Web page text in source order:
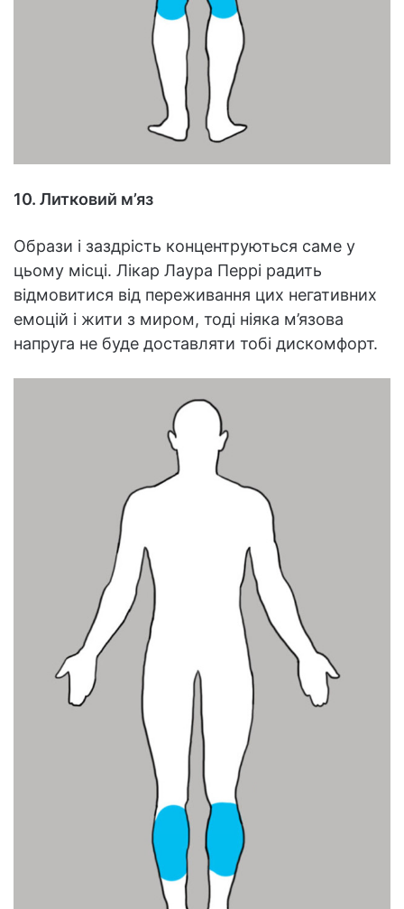
10. Литковий м’яз
Образи і заздрість концентруються саме у
цьому місці. Лікар Лаура Перрі радить
відмовитися від переживання цих негативних
емоцій і жити з миром, тоді ніяка м’язова
напруга не буде доставляти тобі дискомфорт.